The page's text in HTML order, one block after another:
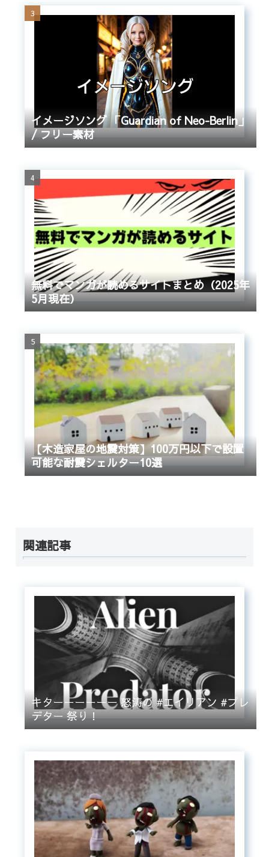
イメージソング 「Guardian of Neo-Berlin」
/ フリー素材
無料でマンガが読めるサイトまとめ（2025年
5月現在）
【木造家屋の地震対策】100万円以下で設置
可能な耐震シェルター10選
関連記事
キターーーーーー 怒涛の #エイリアン #プレ
デター 祭り！